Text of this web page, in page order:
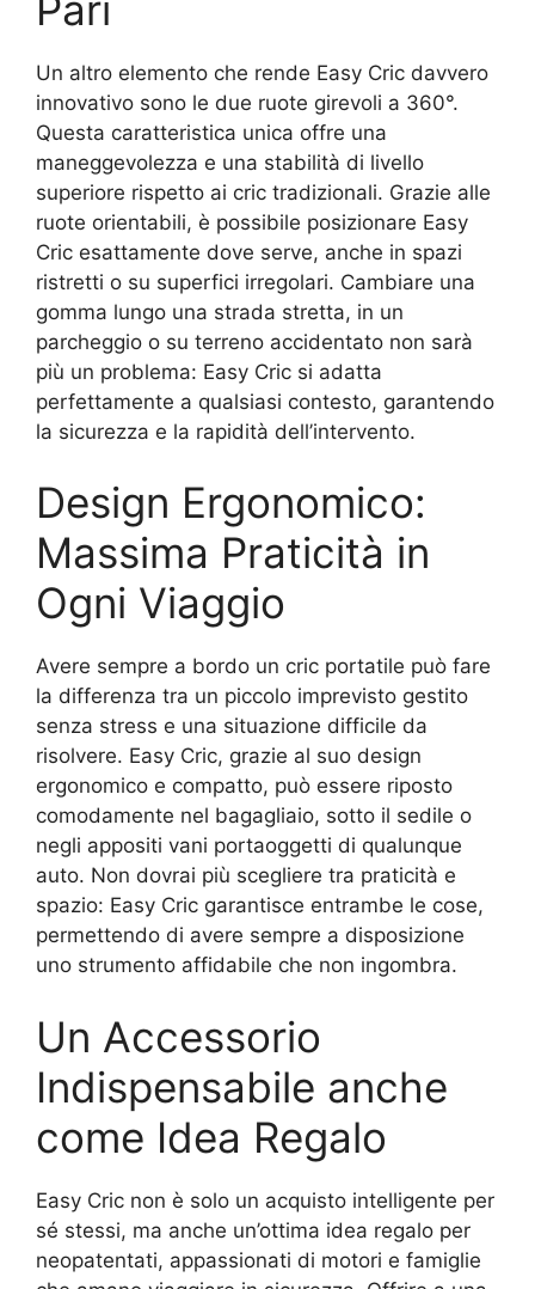
Un altro elemento che rende Easy Cric davvero
innovativo sono le due ruote girevoli a 360°.
Questa caratteristica unica offre una
maneggevolezza e una stabilità di livello
superiore rispetto ai cric tradizionali. Grazie alle
ruote orientabili, è possibile posizionare Easy
Cric esattamente dove serve, anche in spazi
ristretti o su superfici irregolari. Cambiare una
gomma lungo una strada stretta, in un
parcheggio o su terreno accidentato non sarà
più un problema: Easy Cric si adatta
perfettamente a qualsiasi contesto, garantendo
la sicurezza e la rapidità dell’intervento.
Design Ergonomico:
Massima Praticità in
Ogni Viaggio
Avere sempre a bordo un cric portatile può fare
la differenza tra un piccolo imprevisto gestito
senza stress e una situazione difficile da
risolvere. Easy Cric, grazie al suo design
ergonomico e compatto, può essere riposto
comodamente nel bagagliaio, sotto il sedile o
negli appositi vani portaoggetti di qualunque
auto. Non dovrai più scegliere tra praticità e
spazio: Easy Cric garantisce entrambe le cose,
permettendo di avere sempre a disposizione
uno strumento affidabile che non ingombra.
Un Accessorio
Indispensabile anche
come Idea Regalo
Easy Cric non è solo un acquisto intelligente per
sé stessi, ma anche un’ottima idea regalo per
neopatentati, appassionati di motori e famiglie